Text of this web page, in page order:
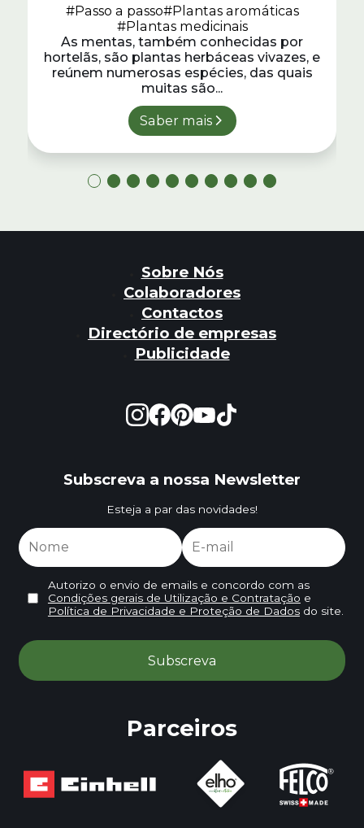
#Passo a passo#Plantas aromáticas
#Plantas medicinais
As mentas, também conhecidas por
hortelãs, são plantas herbáceas vivazes, e
reúnem numerosas espécies, das quais
muitas são...
Saber mais
Sobre Nós
Colaboradores
Contactos
Directório de empresas
Publicidade
Subscreva a nossa Newsletter
Esteja a par das novidades!
Autorizo o envio de emails e concordo com as
Condições gerais de Utilização e Contratação e
Política de Privacidade e Proteção de Dadosdo site.
Parceiros